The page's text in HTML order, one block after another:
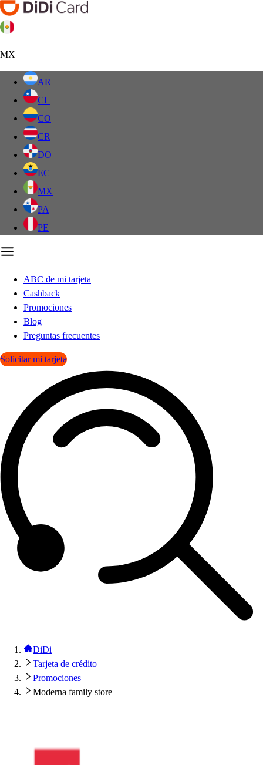
MX
AR
CL
CO
CR
DO
EC
MX
PA
PE
ABC de mi tarjeta
Cashback
Promociones
Blog
Preguntas frecuentes
Solicitar mi tarjeta
DiDi
Tarjeta de crédito
Promociones
Moderna family store